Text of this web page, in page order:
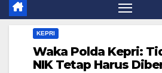
KEPRI
Waka Polda Kepri:
NIK Tetap Harus